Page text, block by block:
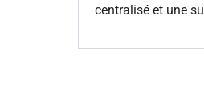
centralisé et une